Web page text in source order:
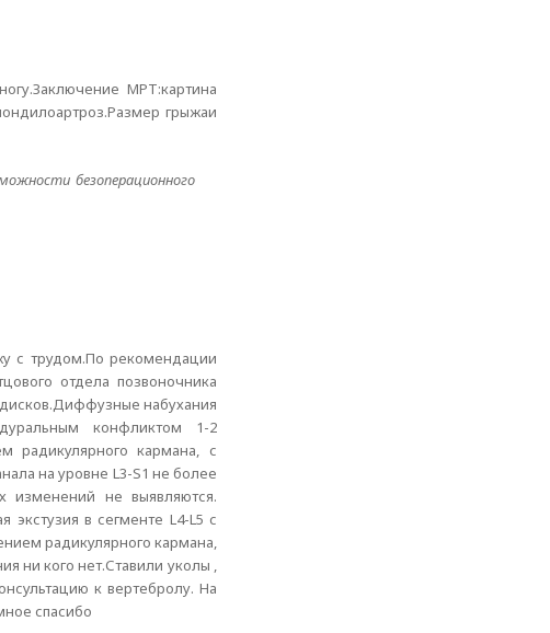
МРТ:картина
грыжаи
безоперационного
с трудом.По рекомендации
отдела позвоночника
набухания
конфликтом 1-2
радикулярного кармана, с
на уровне L3-S1 не более
изменений не выявляются.
экстузия в сегменте L4-L5 с
радикулярного кармана,
ни кого нет.Ставили уколы ,
к вертебролу. На
спасибо